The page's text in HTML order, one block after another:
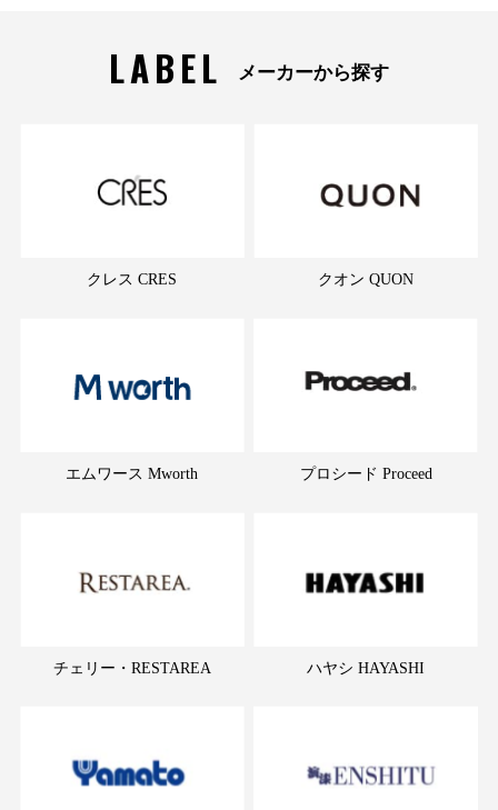
LABEL メーカーから探す
クレス CRES クオン QUON
エムワース Mworth プロシード Proceed
チェリー・RESTAREA ハヤシ HAYASHI